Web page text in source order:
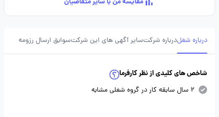
درباره شغلدرباره شرکتسایر آگهی های این شرکتسوابق ارسال رزومه
شاخص های کلیدی از نظر کارفرما
2 سال سابقه کار در گروه شغلی مشابه